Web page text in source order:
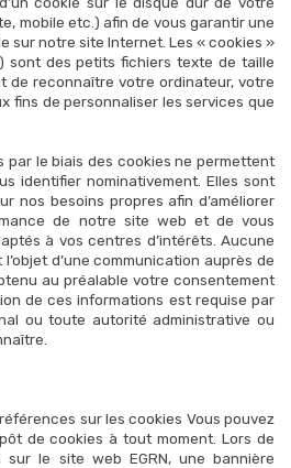
mobile etc.) afin de vous garantir une
sur notre site Internet. Les « cookies »
sont des petits fichiers texte de taille
de reconnaître votre ordinateur, votre
fins de personnaliser les services que
par le biais des cookies ne permettent
identifier nominativement. Elles sont
nos besoins propres afin d’améliorer
de notre site web et de vous
à vos centres d’intérêts. Aucune
d’une communication auprès de
au préalable votre consentement
de ces informations est requise par
ou toute autorité administrative ou
sur les cookies Vous pouvez
de cookies à tout moment. Lors de
sur le site web EGRN, une bannière